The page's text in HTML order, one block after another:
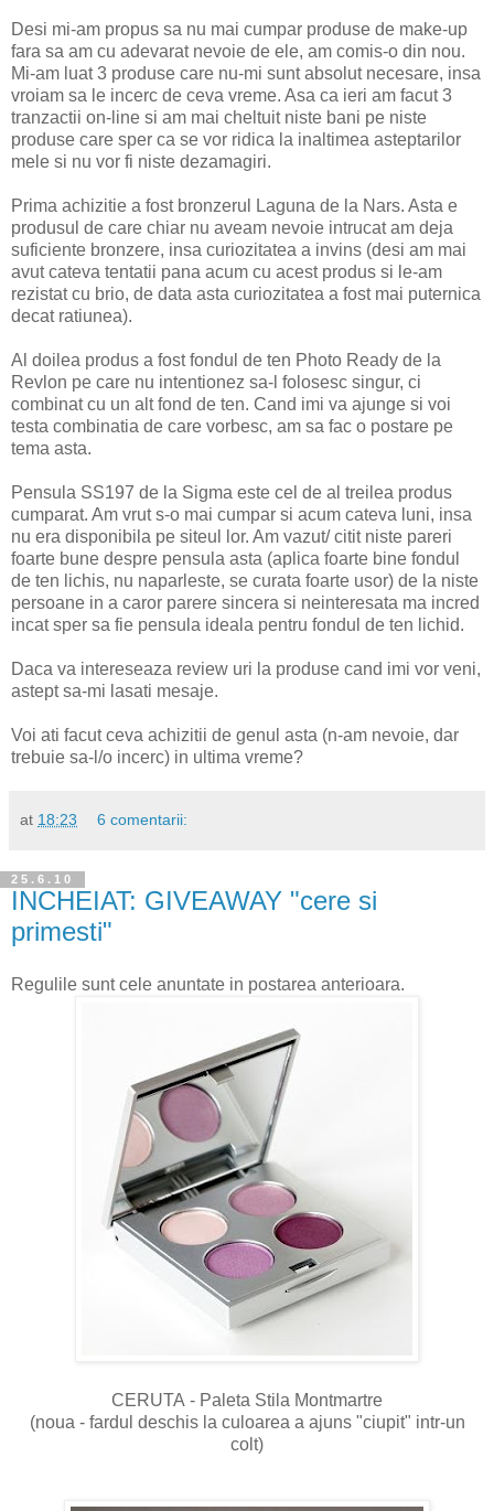
Desi mi-am propus sa nu mai cumpar produse de make-up
fara sa am cu adevarat nevoie de ele, am comis-o din nou.
Mi-am luat 3 produse care nu-mi sunt absolut necesare, insa
vroiam sa le incerc de ceva vreme. Asa ca ieri am facut 3
tranzactii on-line si am mai cheltuit niste bani pe niste
produse care sper ca se vor ridica la inaltimea asteptarilor
mele si nu vor fi niste dezamagiri.
Prima achizitie a fost bronzerul Laguna de la Nars. Asta e
produsul de care chiar nu aveam nevoie intrucat am deja
suficiente bronzere, insa curiozitatea a invins (desi am mai
avut cateva tentatii pana acum cu acest produs si le-am
rezistat cu brio, de data asta curiozitatea a fost mai puternica
decat ratiunea).
Al doilea produs a fost fondul de ten Photo Ready de la
Revlon pe care nu intentionez sa-l folosesc singur, ci
combinat cu un alt fond de ten. Cand imi va ajunge si voi
testa combinatia de care vorbesc, am sa fac o postare pe
tema asta.
Pensula SS197 de la Sigma este cel de al treilea produs
cumparat. Am vrut s-o mai cumpar si acum cateva luni, insa
nu era disponibila pe siteul lor. Am vazut/ citit niste pareri
foarte bune despre pensula asta (aplica foarte bine fondul
de ten lichis, nu naparleste, se curata foarte usor) de la niste
persoane in a caror parere sincera si neinteresata ma incred
incat sper sa fie pensula ideala pentru fondul de ten lichid.
Daca va intereseaza review uri la produse cand imi vor veni,
astept sa-mi lasati mesaje.
Voi ati facut ceva achizitii de genul asta (n-am nevoie, dar
trebuie sa-l/o incerc) in ultima vreme?
at 18:23 6 comentarii:
25.6.10
INCHEIAT: GIVEAWAY "cere si
primesti"
Regulile sunt cele anuntate in postarea anterioara.
CERUTA - Paleta Stila Montmartre
(noua - fardul deschis la culoarea a ajuns "ciupit" intr-un
colt)